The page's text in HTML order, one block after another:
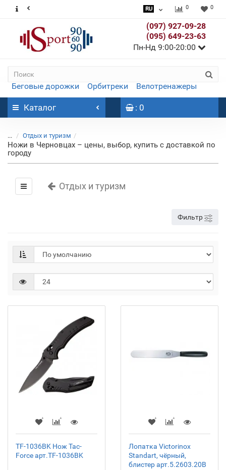
0 0
(097) 927-09-28
(095) 649-23-63
Пн-Нд 9:00-20:00
Беговые дорожки Орбитреки Велотренажеры
Каталог : 0
... Отдых и туризм
Ножи в Черновцах – цены, выбор, купить с доставкой по
городу
Отдых и туризм
Фильтр
TF-1036BK Нож Tac-
Force арт.TF-1036BK
Лопатка Victorinox
Standart, чёрный,
блистер арт.5.2603.20B